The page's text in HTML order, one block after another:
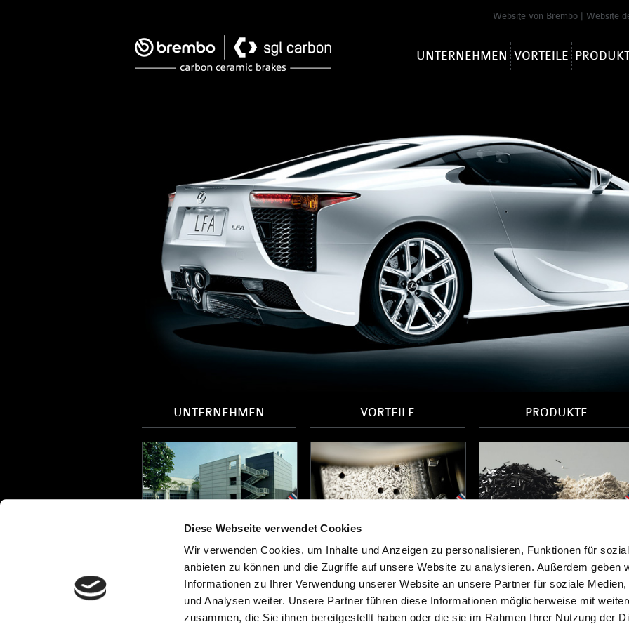
Diese Webseite verwendet Cookies
Wir verwenden Cookies, um Inhalte und Anzeigen zu personalisieren, Funktionen für
anbieten zu können und die Zugriffe auf unsere Website zu analysieren. Außerdem geben
Informationen zu Ihrer Verwendung unserer Website an unsere Partner für soziale Medien,
und Analysen weiter. Unsere Partner führen diese Informationen möglicherweise mit
zusammen, die Sie ihnen bereitgestellt haben oder die sie im Rahmen Ihrer Nutzung der
Website von Brembo Website
UNTERNEHMEN VORTEILE
UNTERNEHMEN
(BSCCB) ist im Bereich Design,
von Bremssystemen im Allgemeinen
VORTEILE
ein Hochleistungsprodukt im Bezug auf
Performance und Lebensdauer und
glänzen darüber hinaus mit Ihrem
Optik.
PRODUKTE
verwendet einen
Hochleistungsfaserverbund-Keramik
Werkstoff mit Wurzeln aus der Luft-